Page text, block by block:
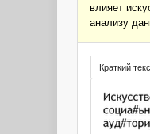
влияет
анализу
Краткий